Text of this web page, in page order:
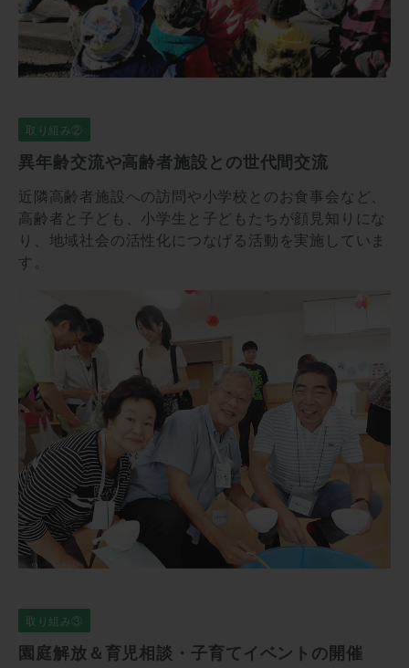
取り組み②
異年齢交流や高齢者施設との世代間交流
近隣⾼齢者施設への訪問や⼩学校とのお⾷事会など、
⾼齢者と⼦ども、⼩学⽣と⼦どもたちが顔⾒知りにな
り、地域社会の活性化につなげる活動を実施していま
す。
取り組み③
園庭解放＆育児相談・子育てイベントの開催